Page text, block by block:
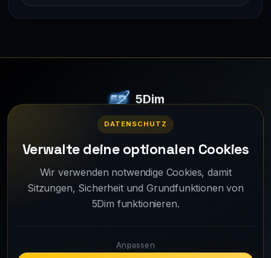
5Dim
Ein strategisches Online-Mehrspieler-Simulationsspiel.
Wiki Anleitungen
Warum 5Dim?
Changelog
Bildergalerie
Support
DATENSCHUTZ
Verwalte deine optionalen Cookies
Wir verwenden notwendige Cookies, damit
Sitzungen, Sicherheit und Grundfunktionen von
5Dim funktionieren.
Anpassen